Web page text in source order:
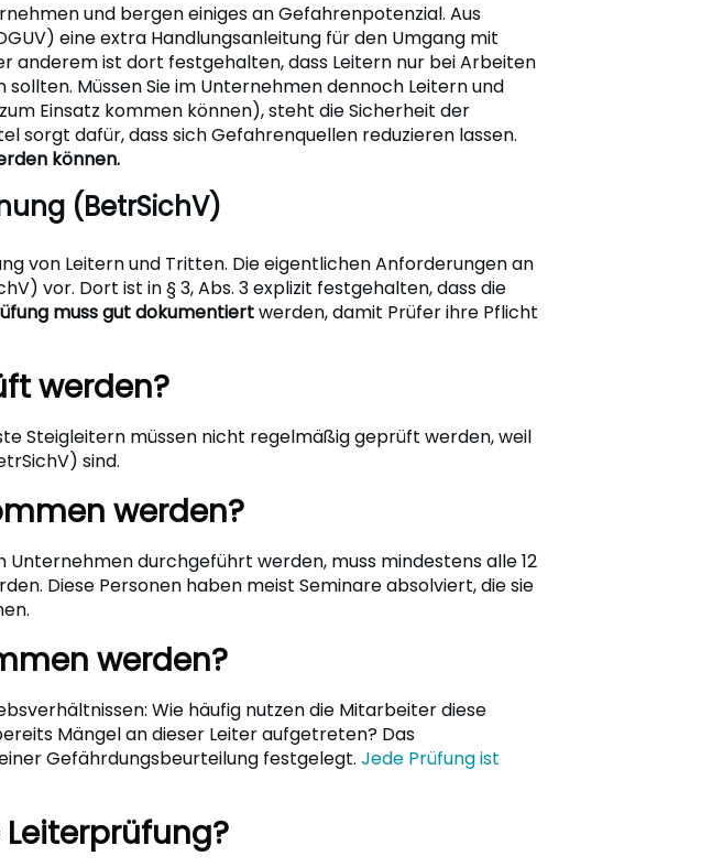
und bergen einiges an Gefahrenpotenzial. Aus
eine extra Handlungsanleitung für den Umgang mit
anderem ist dort festgehalten, dass Leitern nur bei Arbeiten
Müssen Sie im Unternehmen dennoch Leitern und
Einsatz kommen können), steht die Sicherheit der
sorgt dafür, dass sich Gefahrenquellen reduzieren lassen.
können.
(BetrSichV)
von Leitern und Tritten. Die eigentlichen Anforderungen an
vor. Dort ist in § 3, Abs. 3 explizit festgehalten, dass die
muss gut dokumentiertwerden, damit Prüfer ihre Pflicht
werden?
Steigleitern müssen nicht regelmäßig geprüft werden, weil
sind.
werden?
durchgeführt werden, muss mindestens alle 12
Diese Personen haben meist Seminare absolviert, die sie
werden?
Wie häufig nutzen die Mitarbeiter diese
Mängel an dieser Leiter aufgetreten? Das
Gefährdungsbeurteilung festgelegt. Jede Prüfung ist